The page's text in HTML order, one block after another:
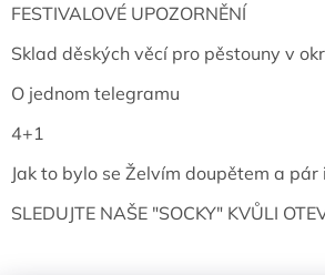
FESTIVALOVÉ UPOZORNĚNÍ
Sklad děských věcí pro pěstouny v
O jednom telegramu
4+1
Jak to bylo se Želvím doupětem a pár
SLEDUJTE NAŠE "SOCKY" KVŮLI